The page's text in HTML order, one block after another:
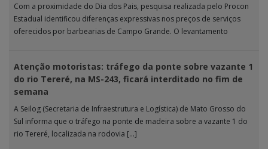
Com a proximidade do Dia dos Pais, pesquisa realizada pelo Procon
Estadual identificou diferenças expressivas nos preços de serviços
oferecidos por barbearias de Campo Grande. O levantamento
Atenção motoristas: tráfego da ponte sobre vazante 1
do rio Tereré, na MS-243, ficará interditado no fim de
semana
A Seilog (Secretaria de Infraestrutura e Logística) de Mato Grosso do
Sul informa que o tráfego na ponte de madeira sobre a vazante 1 do
rio Tereré, localizada na rodovia […]